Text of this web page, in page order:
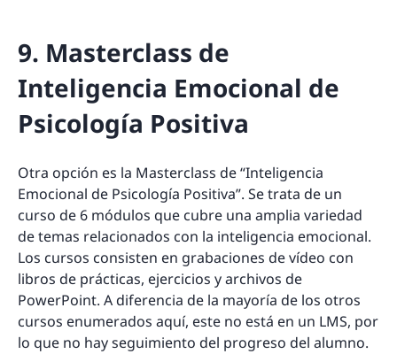
9. Masterclass de
Inteligencia Emocional de
Psicología Positiva
Otra opción es la Masterclass de “Inteligencia
Emocional de Psicología Positiva”. Se trata de un
curso de 6 módulos que cubre una amplia variedad
de temas relacionados con la inteligencia emocional.
Los cursos consisten en grabaciones de vídeo con
libros de prácticas, ejercicios y archivos de
PowerPoint. A diferencia de la mayoría de los otros
cursos enumerados aquí, este no está en un LMS, por
lo que no hay seguimiento del progreso del alumno.